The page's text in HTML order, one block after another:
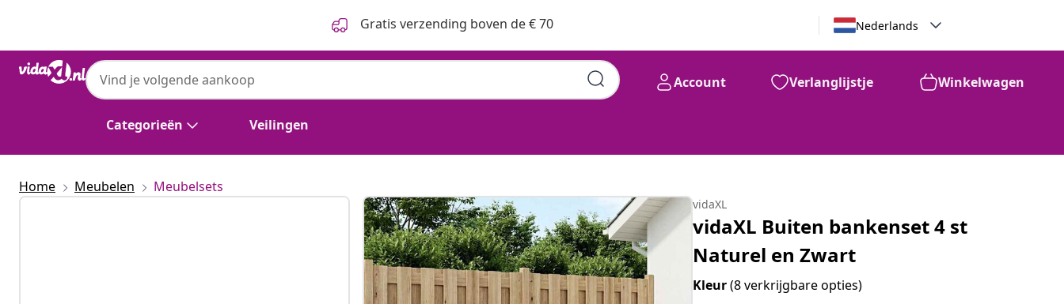
Gratis verzending boven de € 70 Nederlands
Categorieën Veilingen
Account Verlanglijstje Winkelwagen
Home Meubelen Meubelsets
vidaXL
vidaXL Buiten bankenset 4 st
Naturel en Zwart
Kleur(8 verkrijgbare opties)